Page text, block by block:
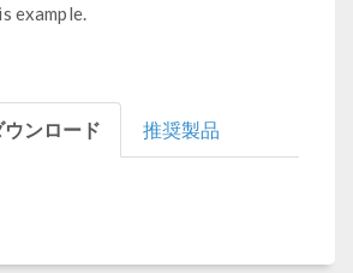
example.
ンロード 推奨製品